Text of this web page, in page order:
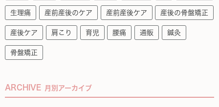
生理痛 産前産後のケア 産前産後ケア 産後の骨盤矯正
産後ケア 肩こり 育児 腰痛 通販 鍼灸
骨盤矯正
ARCHIVE 月別アーカイブ